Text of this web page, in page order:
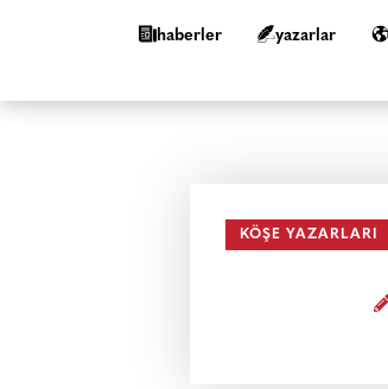
haberler yazarlar
KÖŞE YAZARLARI